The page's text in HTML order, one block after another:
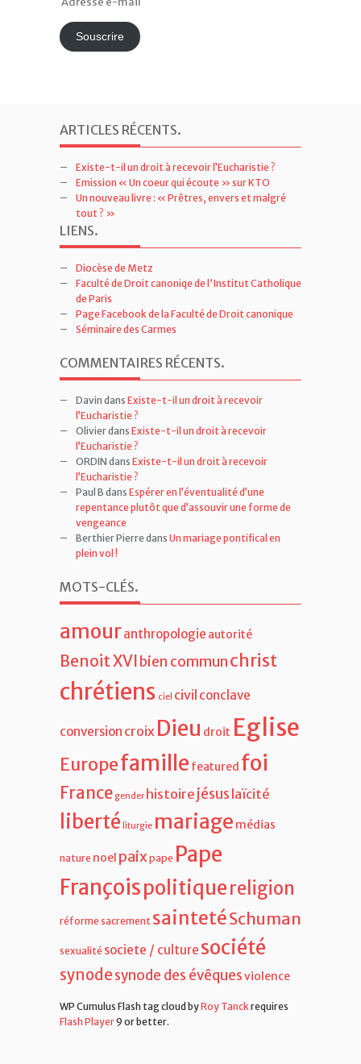
mailSouscrire
ARTICLES RÉCENTS.
Existe-t-il un droit à recevoir l’Eucharistie ?
Emission « Un coeur qui écoute » sur KTO
Un nouveau livre : « Prêtres, envers et malgré
tout ? »
LIENS.
Diocèse de Metz
Faculté de Droit canoniqe de l'Institut Catholique
de Paris
Page Facebook de la Faculté de Droit canonique
Séminaire des Carmes
COMMENTAIRES RÉCENTS.
Davin dans Existe-t-il un droit à recevoir
l’Eucharistie ?
Olivierdans Existe-t-il un droit à recevoir
l’Eucharistie ?
ORDIN dans Existe-t-il un droit à recevoir
l’Eucharistie ?
Paul B dans Espérer en l’éventualité d’une
repentance plutôt que d’assouvir une forme de
vengeance
Berthier Pierredans Un mariage pontifical en
plein vol !
MOTS-CLÉS.
amouranthropologie autorité
Benoit XVIbien communchrist
chrétiens ciel civil conclave
conversion croix Dieu droit Eglise
Europefamille featured foi
Francegender histoire jésus laïcité
liberté liturgie mariage médias
nature noel paixpape Pape
Françoispolitiquereligion
réformesacrement saintetéSchuman
sexualité societe / culture société
synodesynode des évêquesviolence
WP Cumulus Flash tag cloud byRoy Tanck requires
Flash Player9 or better.